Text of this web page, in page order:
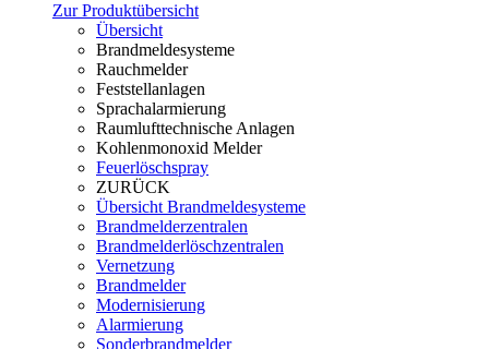
Zur Produktübersicht
Übersicht
Brandmeldesysteme
Rauchmelder
Feststellanlagen
Sprachalarmierung
Raumlufttechnische Anlagen
Kohlenmonoxid Melder
Feuerlöschspray
ZURÜCK
Übersicht Brandmeldesysteme
Brandmelderzentralen
Brandmelderlöschzentralen
Vernetzung
Brandmelder
Modernisierung
Alarmierung
Sonderbrandmelder